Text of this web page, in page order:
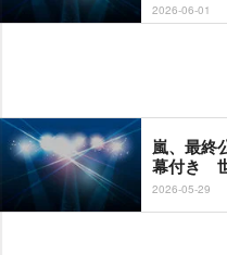
2026-06-01
嵐、最終
幕付き
2026-05-29